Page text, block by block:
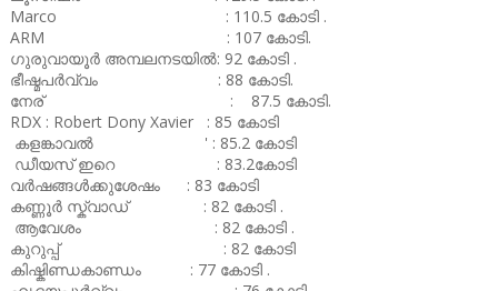
Marco : 110.5 കോടി .
ARM : 107 കോടി.
ഗുരുവായൂർ അമ്പലനടയിൽ: 92 കോടി .
ഭീഷ്മപർവ്വം : 88 കോടി.
നേര് : 87.5 കോടി.
RDX : Robert Dony Xavier : 85 കോടി
കളങ്കാവൽ ' : 85.2 കോടി
ഡീയസ് ഇറെ : 83.2കോടി
വർഷങ്ങൾക്കുശേഷം : 83 കോടി
കണ്ണൂർ സ്ക്വാഡ് : 82 കോടി .
ആവേശം : 82 കോടി .
കുറുപ്പ് : 82 കോടി
കിഷ്കിണ്ഡകാണ്ഡം : 77 കോടി .